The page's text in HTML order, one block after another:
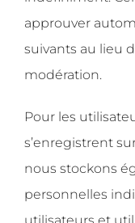
approuver
suivants au lieu
modération.
Pour les
s’enregistrent
nous stockons
personnelles